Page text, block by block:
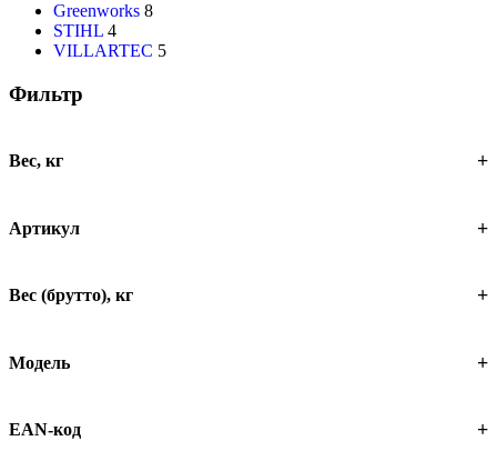
Greenworks 8
STIHL 4
VILLARTEC 5
Фильтр
Вес, кг
Артикул
Вес (брутто), кг
Модель
EAN-код